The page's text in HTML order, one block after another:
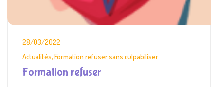
28/03/2022
Actualités, Formation refuser sans culpabiliser
Formation refuser